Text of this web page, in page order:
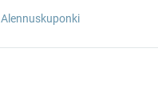
Alennuskuponki